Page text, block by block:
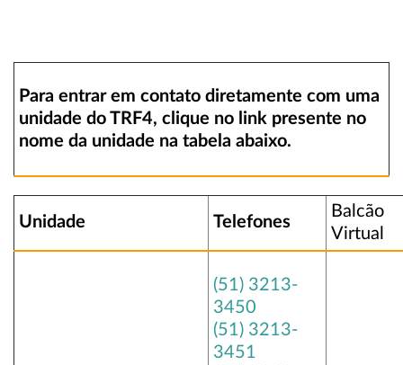
Para entrar em contato diretamente com uma
unidade do TRF4, clique no link presente no
nome da unidade na tabela abaixo.
Unidade Telefones
Balcão
Virtual
(51) 3213-
3450
(51) 3213-
3451